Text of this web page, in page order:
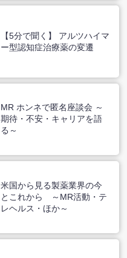
【5分で聞く】 アルツハイマ
ー型認知症治療薬の変遷
MR ホンネで匿名座談会 ～
期待・不安・キャリアを語
る～
米国から見る製薬業界の今
とこれから ～MR活動・テ
レヘルス・ほか～